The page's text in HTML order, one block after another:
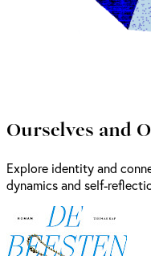
Ourselves and
Explore identity and
dynamics and self-